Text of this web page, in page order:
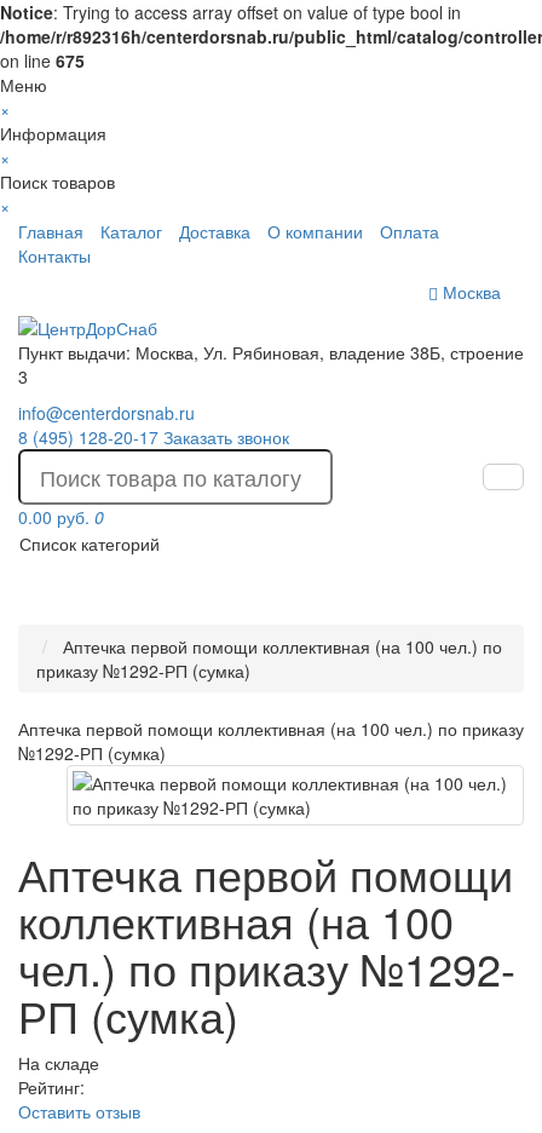
Notice: Trying to access array offset on value of type bool in
/home/r/r892316h/centerdorsnab.ru/public_html/catalog/
on line 675
Меню
×
Информация
×
Поиск товаров
×
Главная
Каталог Доставка О компании
Оплата
Контакты
Москва
Пункт выдачи: Москва, Ул. Рябиновая, владение 38Б, строение
3
info@centerdorsnab.ru
8 (495) 128-20-17 Заказать звонок
0.00 руб. 0
Список категорий
Аптечка первой помощи коллективная (на 100 чел.) по
приказу №1292-РП (сумка)
Аптечка первой помощи коллективная (на 100 чел.) по приказу
№1292-РП (сумка)
Аптечка первой помощи
коллективная (на 100
чел.) по приказу №1292-
РП (сумка)
На складе
Рейтинг:
Оставить отзыв